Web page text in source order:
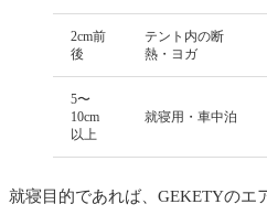
2cm前
後
テント内の断
熱・ヨガ
5〜
10cm
以上
就寝用・車中泊
就寝目的であれば、GEKETYのエ